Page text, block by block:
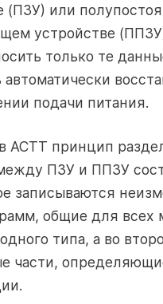
(ПЗУ) или
устройстве
только те
автоматически
подачи питания.
АСТТ принцип
ПЗУ и ППЗУ
записываются
общие для всех
типа, а во
части,